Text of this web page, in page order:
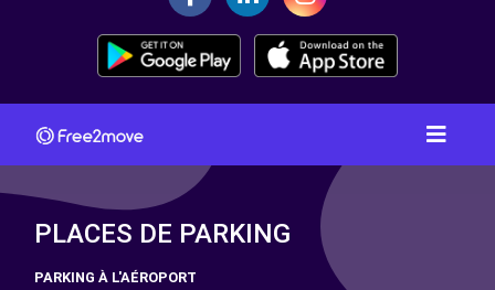
PLACES DE PARKING
PARKING À L'AÉROPORT